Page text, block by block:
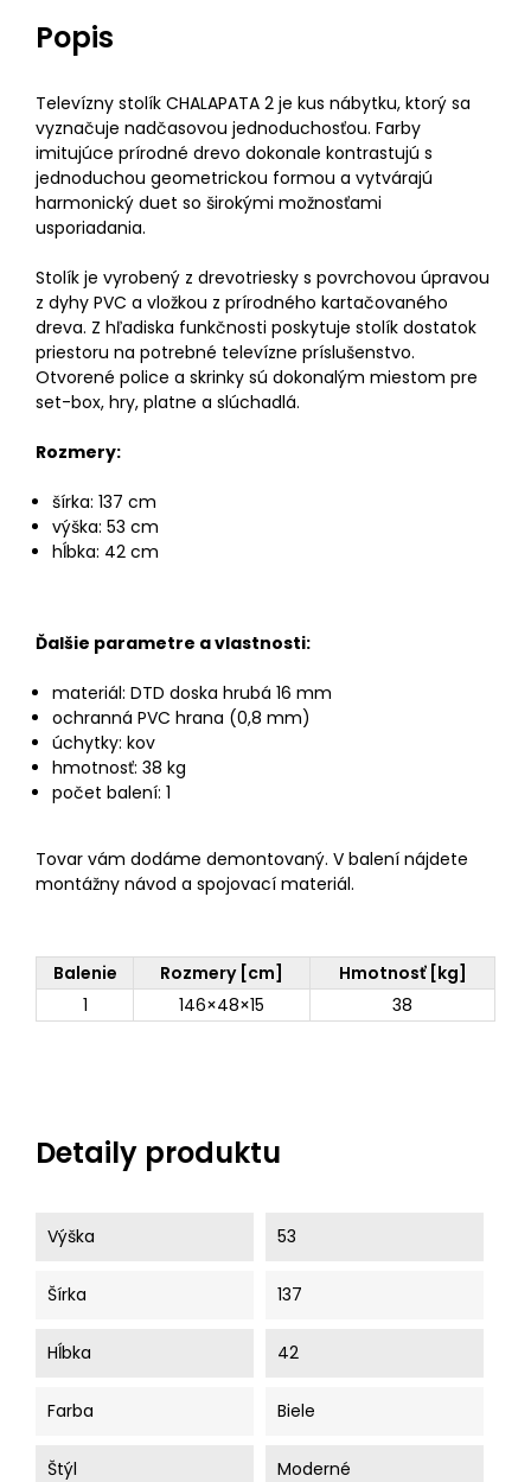
Popis
Televízny stolík CHALAPATA 2 je kus nábytku, ktorý sa
vyznačuje nadčasovou jednoduchosťou. Farby
imitujúce prírodné drevo dokonale kontrastujú s
jednoduchou geometrickou formou a vytvárajú
harmonický duet so širokými možnosťami
usporiadania.
Stolík je vyrobený z drevotriesky s povrchovou úpravou
z dyhy PVC a vložkou z prírodného kartačovaného
dreva. Z hľadiska funkčnosti poskytuje stolík dostatok
priestoru na potrebné televízne príslušenstvo.
Otvorené police a skrinky sú dokonalým miestom pre
set-box, hry, platne a slúchadlá.
Rozmery:
šírka: 137 cm
výška: 53 cm
hĺbka: 42 cm
Ďalšie parametre a vlastnosti:
materiál: DTD doska hrubá 16 mm
ochranná PVC hrana (0,8 mm)
úchytky: kov
hmotnosť: 38 kg
počet balení: 1
Tovar vám dodáme demontovaný. V balení nájdete
montážny návod a spojovací materiál.
Balenie Rozmery [cm]
Hmotnosť [kg]
1
146×48×15 38
Detaily produktu
Výška 53
Šírka 137
Hĺbka 42
Farba Biele
Štýl Moderné